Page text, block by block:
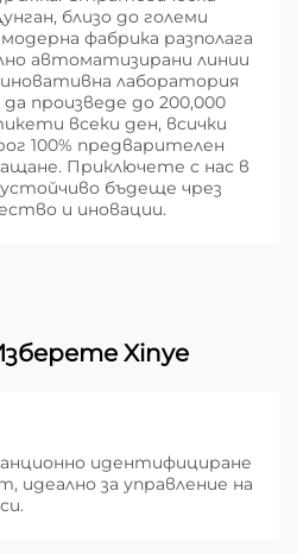
близо до големи
фабрика разполага
автоматизирани линии
лаборатория
произведе до 200,000
всеки ден, всички
100% предварителен
Приключете с нас в
бъдеще чрез
и иновации.
Xinye
идентифициране
идеално за управление на